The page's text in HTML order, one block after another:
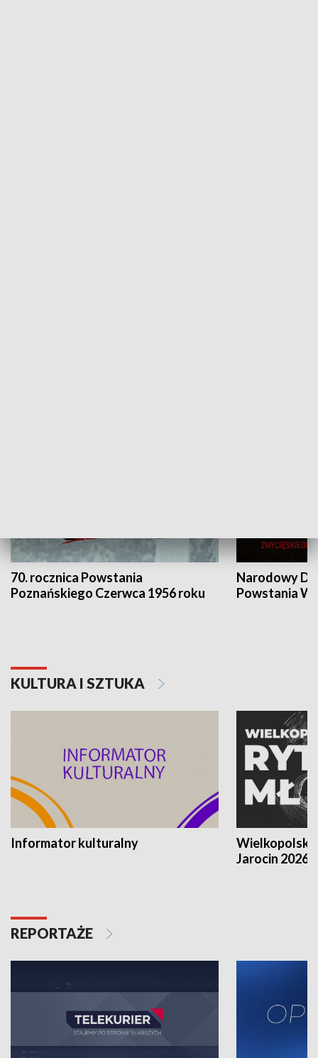
70. rocznica Powstania
Poznańskiego Czerwca 1956 roku
Narodowy
Powstania
KULTURA I SZTUKA
Informator kulturalny
Jarocin 2026
REPORTAŻE